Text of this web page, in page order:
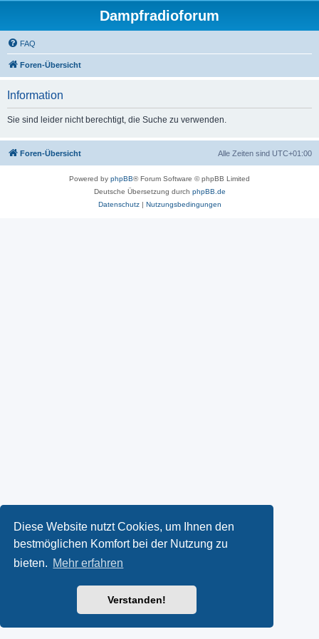
Diese Website nutzt Cookies, um Ihnen den
bestmöglichen Komfort bei der Nutzung zu
bieten. Mehr erfahren
Verstanden!
Dampfradioforum
FAQ
Foren-Übersicht
Information
Sie sind leider nicht berechtigt, die Suche zu verwenden.
Foren-Übersicht Alle Zeiten sind UTC+01:00
Powered by phpBB® Forum Software © phpBB Limited
Deutsche Übersetzung durch phpBB.de
Datenschutz| Nutzungsbedingungen